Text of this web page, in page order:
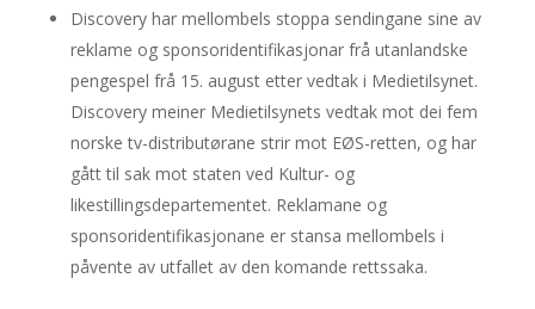
Discovery har mellombels stoppa sendingane sine av
reklame og sponsoridentifikasjonar frå utanlandske
pengespel frå 15. august etter vedtak i Medietilsynet.
Discovery meiner Medietilsynets vedtak mot dei fem
norske tv-distributørane strir mot EØS-retten, og har
gått til sak mot staten ved Kultur- og
likestillingsdepartementet. Reklamane og
sponsoridentifikasjonane er stansa mellombels i
påvente av utfallet av den komande rettssaka.